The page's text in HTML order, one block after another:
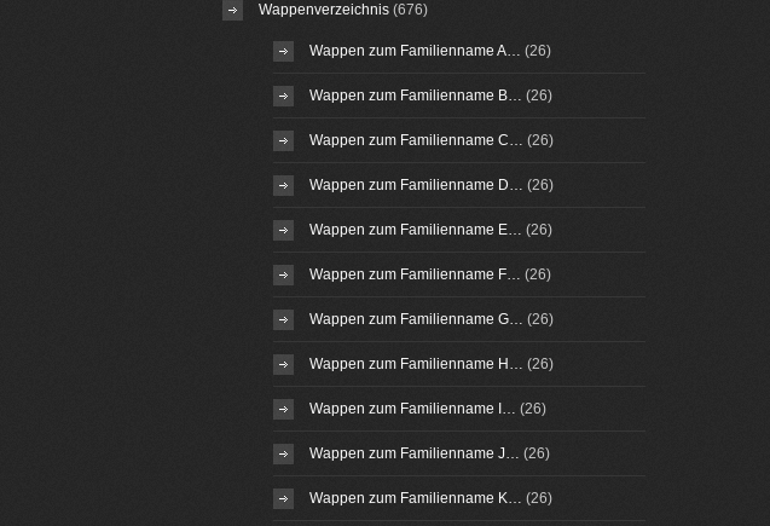
Wappenverzeichnis(676)
Wappen zum Familienname A… (26)
Wappen zum Familienname B… (26)
Wappen zum Familienname C… (26)
Wappen zum Familienname D… (26)
Wappen zum Familienname E… (26)
Wappen zum Familienname F… (26)
Wappen zum Familienname G… (26)
Wappen zum Familienname H… (26)
Wappen zum Familienname I… (26)
Wappen zum Familienname J… (26)
Wappen zum Familienname K… (26)